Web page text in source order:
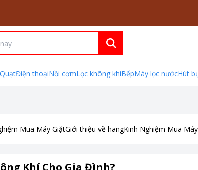
QuạtĐiện thoạiNồi cơmLọc không khíBếpMáy lọc nướcHút
Mua Máy GiặtGiới thiệu về hãngKinh Nghiệm Mua
Khí Cho Gia Đình?